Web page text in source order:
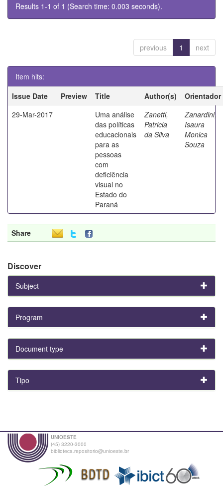
Results 1-1 of 1 (Search time: 0.003 seconds).
previous 1 next
Item hits:
Issue Date
Preview Title Author(s)
Orientador
29-Mar-2017
Uma análise
das políticas
educacionais
para as
pessoas
com
deficiência
visual no
Estado do
Paraná
Zanetti,
Patricia
da Silva
Zanardini,
Isaura
Monica
Souza
Share
Discover
Subject
Program
Document type
Tipo
UNIOESTE
(45) 3220-3000
biblioteca.repositorio@unioeste.br